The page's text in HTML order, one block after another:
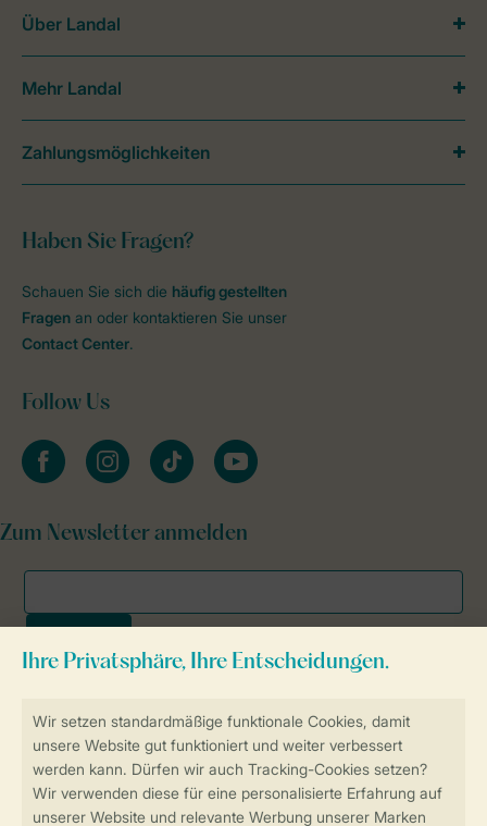
Sicher und schnell zur Online-Buchung
SSL-Verschlüsselung
Sichere Datenübertragung
Haben Sie Fragen?
Schauen Sie sich die häufig gestellten
Fragen an oder kontaktieren Sie unser
Contact Center.
Follow Us
facebookinstagramtiktok youtube
Zum Newsletter anmelden
Über Landal
Mehr Landal
Zahlungsmöglichkeiten